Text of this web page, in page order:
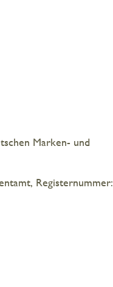
Marken- und
Registernummer: